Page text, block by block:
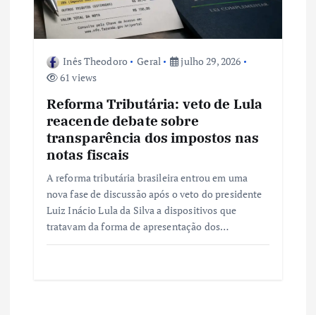
Inês Theodoro Geral
julho 29, 2026
61 views
Reforma Tributária: veto de Lula
reacende debate sobre
transparência dos impostos nas
notas fiscais
A reforma tributária brasileira entrou em uma
nova fase de discussão após o veto do presidente
Luiz Inácio Lula da Silva a dispositivos que
tratavam da forma de apresentação dos…